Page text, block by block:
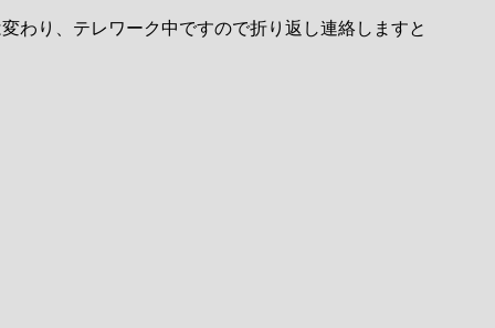
り、テレワーク中ですので折り返し連絡しますと